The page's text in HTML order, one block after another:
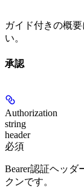
ガイド付きの概要
い。
承認
Authorization
string
header
必須
Bearer認証ヘッダ
クンです。